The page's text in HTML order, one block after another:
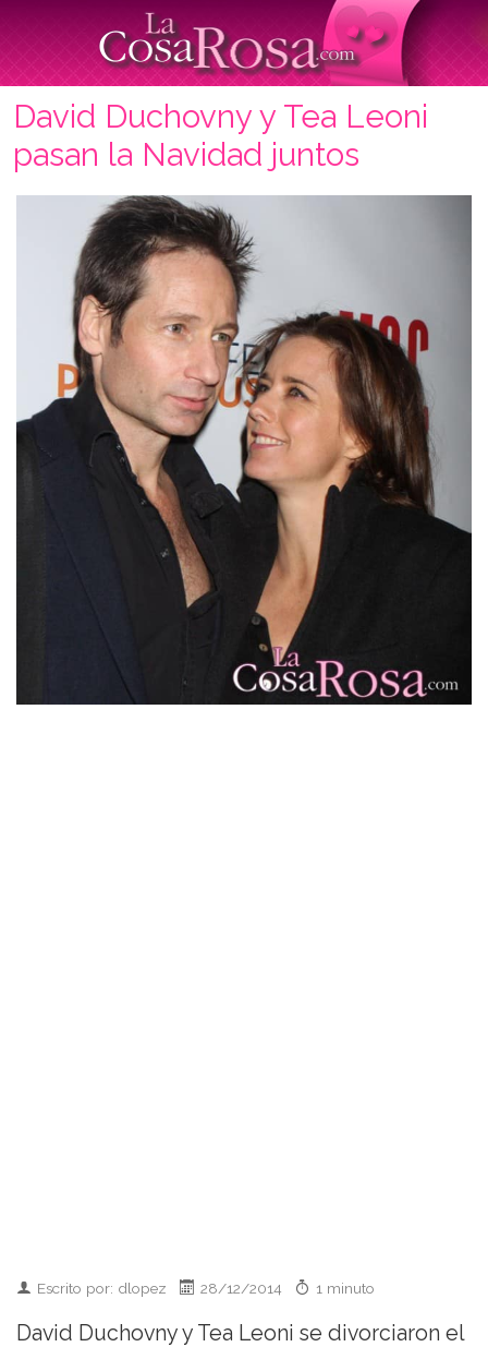
David Duchovny y Tea Leoni
pasan la Navidad juntos
Escrito por: dlopez 28/12/2014 1 minuto
David Duchovny y Tea Leoni se divorciaron el